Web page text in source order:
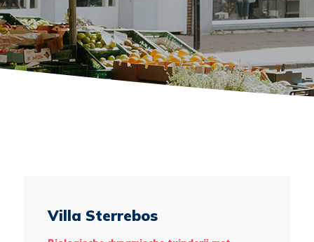
Villa Sterrebos